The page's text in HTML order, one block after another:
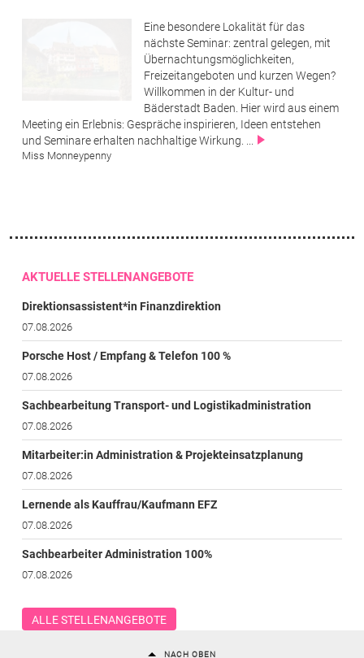
Eine besondere Lokalität für das
nächste Seminar: zentral gelegen, mit
Übernachtungsmöglichkeiten,
Freizeitangeboten und kurzen Wegen?
Willkommen in der Kultur- und
Bäderstadt Baden. Hier wird aus einem
Meeting ein Erlebnis: Gespräche inspirieren, Ideen entstehen
und Seminare erhalten nachhaltige Wirkung. ...
Load More
Miss Monneypenny
AKTUELLE STELLENANGEBOTE
Direktionsassistent*in Finanzdirektion
07.08.2026
Porsche Host / Empfang & Telefon 100 %
07.08.2026
Sachbearbeitung Transport- und Logistikadministration
07.08.2026
Mitarbeiter:in Administration & Projekteinsatzplanung
07.08.2026
Lernende als Kauffrau/Kaufmann EFZ
07.08.2026
Sachbearbeiter Administration 100%
07.08.2026
ALLE STELLENANGEBOTE
NACH OBEN